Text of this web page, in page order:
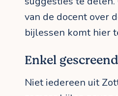
van de docent over
bijlessen komt hier
Enkel
Niet iedereen uit